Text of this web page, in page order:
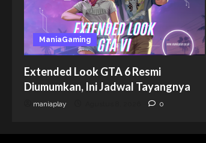
ManiaGaming
Extended Look GTA 6 Resmi
Diumumkan, Ini Jadwal Tayangnya
maniaplay 0